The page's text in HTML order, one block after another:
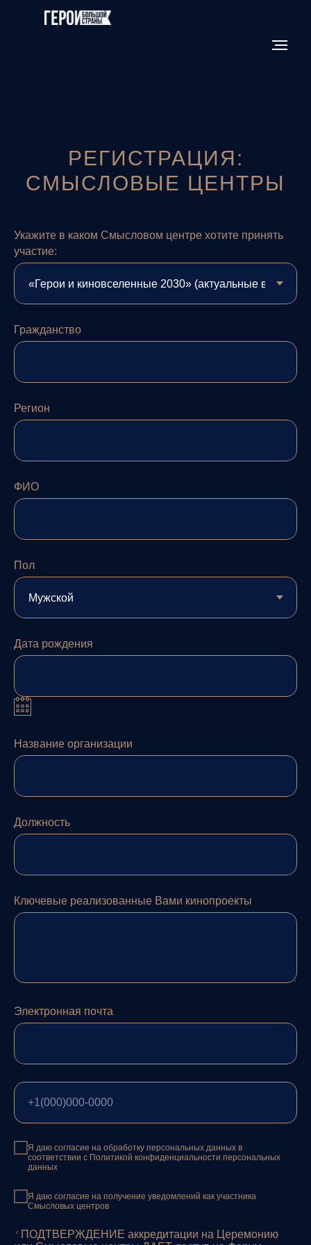
РЕГИСТРАЦИЯ:
СМЫСЛОВЫЕ ЦЕНТРЫ
Укажите в каком Смысловом центре хотите принять
участие:
Гражданство
Регион
ФИО
Пол
Дата рождения
Название организации
Должность
Ключевые реализованные Вами кинопроекты
Электронная почта
+1(000)000-0000
Я даю согласие на обработку персональных данных в
соответствии с Политикой конфиденциальности персональных
данных
Я даю согласие на получение уведомлений как участника
Смысловых центров
* ПОДТВЕРЖДЕНИЕ аккредитации на Церемонию